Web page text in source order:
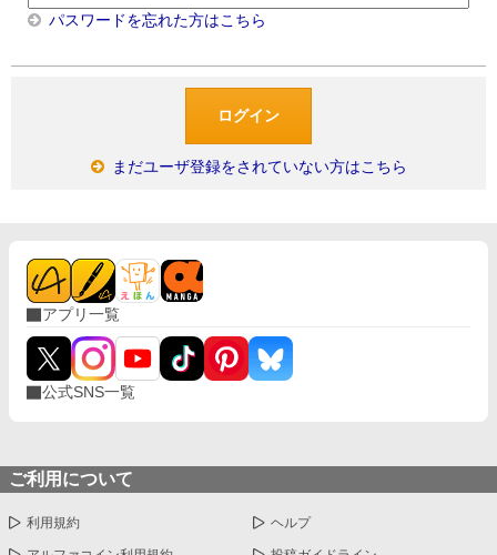
パスワードを忘れた方はこちら
まだユーザ登録をされていない方はこちら
アプリ一覧
公式SNS一覧
ご利用について
利用規約 ヘルプ